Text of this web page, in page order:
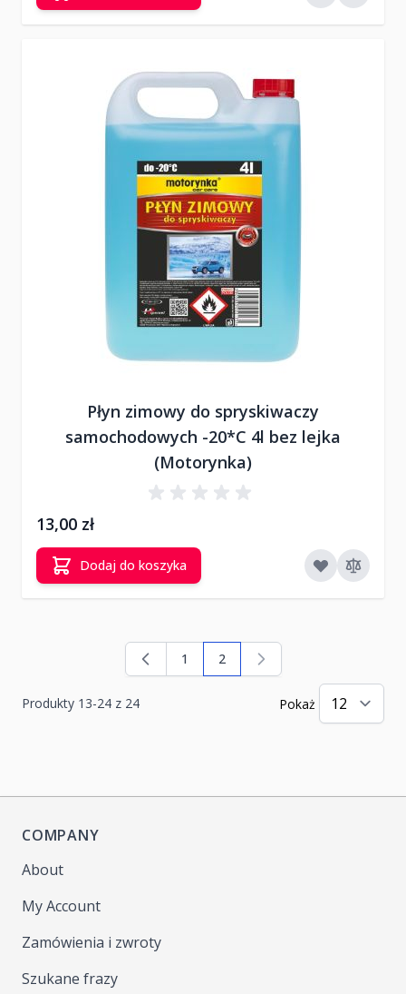
Płyn zimowy do spryskiwaczy
samochodowych -20*C 4l bez lejka
(Motorynka)
13,00 zł
Dodaj do koszyka
Produkty 13-24 z 24
Strona
1 Aktualnie czytasz stronę
2
Pokaż
COMPANY
About
My Account
Zamówienia i zwroty
Szukane frazy